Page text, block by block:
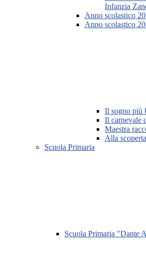
Infanzia
Anno scolastico
Anno scolastico
Il sogno più
Il carnevale
Maestra
Alla
Scuola Primaria
Scuola Primaria "Dante